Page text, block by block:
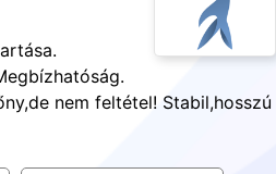
nem feltétel! Stabil,hosszú